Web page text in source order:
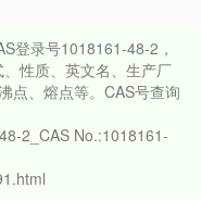
登录号1018161-48-2，
性质、英文名、生产厂
点、熔点等。CAS号查询
2_CAS No.:1018161-